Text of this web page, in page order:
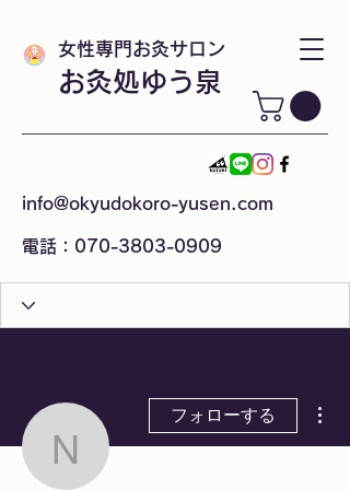
女性専門お灸サロン
お灸処ゆう泉
info@okyudokoro-yusen.com
電話：070-3803-0909
nflight2014
フォローする